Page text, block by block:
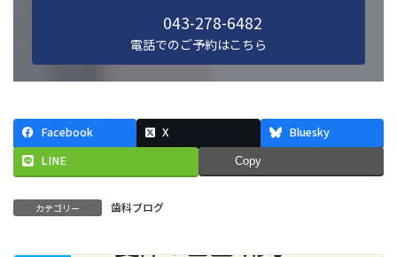
043-278-6482
電話でのご予約はこちら
Facebook X
Bluesky
LINE
Copy
カテゴリー 歯科ブログ